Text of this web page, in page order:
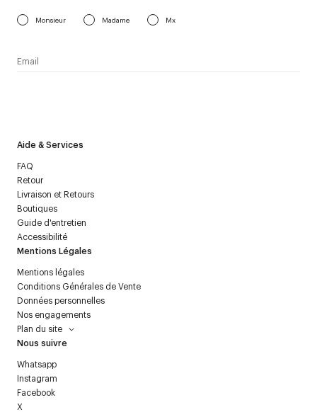
Aide & Services
FAQ
Retour
Livraison et Retours
Boutiques
Guide d'entretien
Accessibilité
Mentions Légales
Mentions légales
Conditions Générales de Vente
Données personnelles
Nos engagements
Plan du site
Nous suivre
Whatsapp
Instagram
Facebook
X
Monsieur Madame Mx